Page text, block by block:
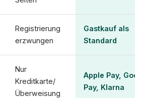
Registrierung
erzwungen
Gastkauf als
Standard
Nur
Kreditkarte/
Überweisung
Apple Pay,
Pay, Klarna